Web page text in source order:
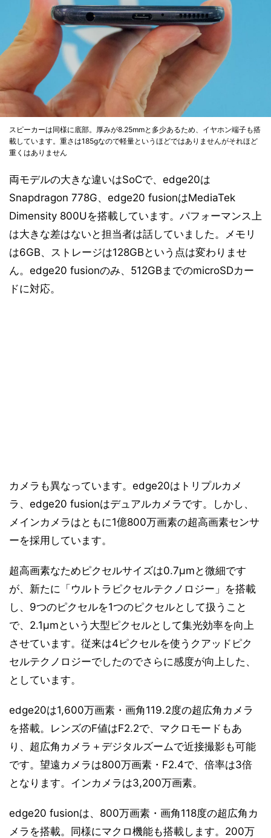
スピーカーは同様に底部。厚みが8.25mmと多少あるため、イヤホン端子も搭
載しています。重さは185gなので軽量というほどではありませんがそれほど
重くはありません
両モデルの大きな違いはSoCで、edge20は
Snapdragon 778G、edge20 fusionはMediaTek
Dimensity 800Uを搭載しています。パフォーマンス上
は大きな差はないと担当者は話していました。メモリ
は6GB、ストレージは128GBという点は変わりませ
ん。edge20 fusionのみ、512GBまでのmicroSDカー
ドに対応。
カメラも異なっています。edge20はトリプルカメ
ラ、edge20 fusionはデュアルカメラです。しかし、
メインカメラはともに1億800万画素の超高画素センサ
ーを採用しています。
超高画素なためピクセルサイズは0.7μmと微細です
が、新たに「ウルトラピクセルテクノロジー」を搭載
し、9つのピクセルを1つのピクセルとして扱うこと
で、2.1μmという大型ピクセルとして集光効率を向上
させています。従来は4ピクセルを使うクアッドピク
セルテクノロジーでしたのでさらに感度が向上した、
としています。
edge20は1,600万画素・画角119.2度の超広角カメラ
を搭載。レンズのF値はF2.2で、マクロモードもあ
り、超広角カメラ＋デジタルズームで近接撮影も可能
です。望遠カメラは800万画素・F2.4で、倍率は3倍
となります。インカメラは3,200万画素。
edge20 fusionは、800万画素・画角118度の超広角カ
メラを搭載。同様にマクロ機能も搭載します。200万